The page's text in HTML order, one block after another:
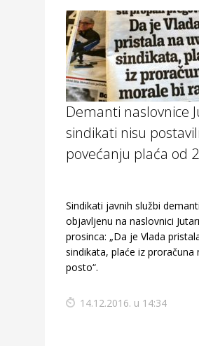
Demanti naslovnice
sindikati nisu
povećanju plaća od
Sindikati javnih službi
objavljenu na naslovnici
prosinca: „Da je Vlada
sindikata, plaće iz proračuna
posto“.
14.12.2016. u 14:34